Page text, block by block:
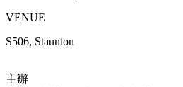
VENUE
S506, Staunton
主辦